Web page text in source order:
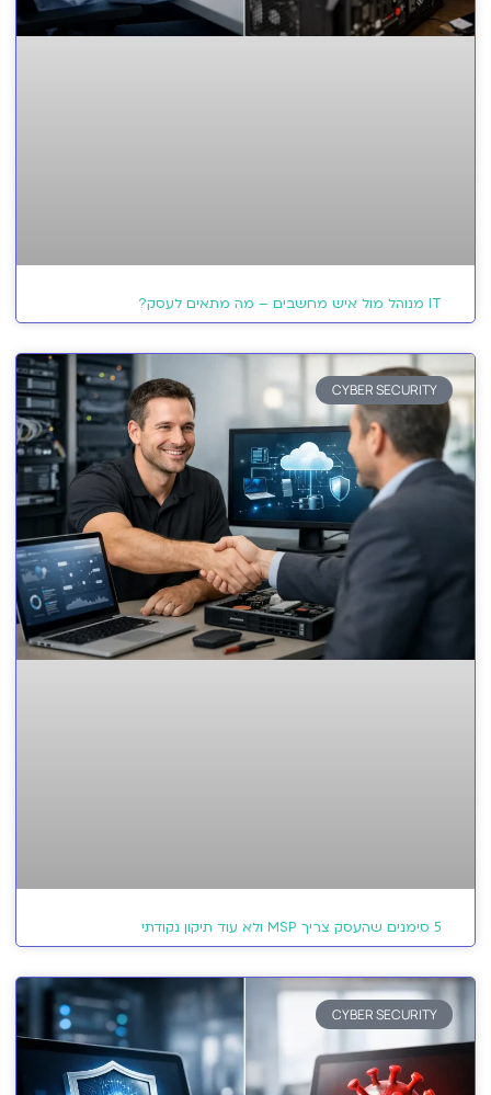
IT מנוהל מול איש מחשבים – מה מתאים לעסק?
CYBER SECURITY
5 סימנים שהעסק צריך MSP ולא עוד תיקון נקודתי
CYBER SECURITY